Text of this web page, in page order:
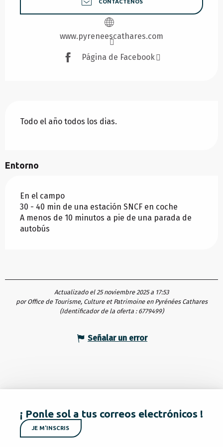
CONTÁCTENOS
www.pyreneescathares.com
Página de Facebook
Todo el año todos los dias.
Entorno
En el campo
30 - 40 min de una estación SNCF en coche
A menos de 10 minutos a pie de una parada de
autobús
Actualizado el 25 noviembre 2025 a 17:53
por Office de Tourisme, Culture et Patrimoine en Pyrénées Cathares
(Identificador de la oferta : 6779499)
Señalar un error
¡ Ponle sol a tus correos electrónicos !
JE M'INSCRIS